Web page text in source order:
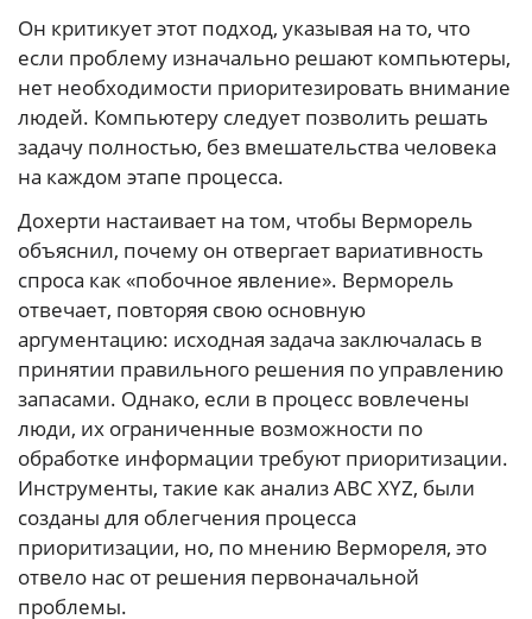
Он критикует этот подход, указывая на то, что
если проблему изначально решают компьютеры,
нет необходимости приоритезировать внимание
людей. Компьютеру следует позволить решать
задачу полностью, без вмешательства человека
на каждом этапе процесса.
Дохерти настаивает на том, чтобы Верморель
объяснил, почему он отвергает вариативность
спроса как «побочное явление». Верморель
отвечает, повторяя свою основную
аргументацию: исходная задача заключалась в
принятии правильного решения по управлению
запасами. Однако, если в процесс вовлечены
люди, их ограниченные возможности по
обработке информации требуют приоритизации.
Инструменты, такие как анализ ABC XYZ, были
созданы для облегчения процесса
приоритизации, но, по мнению Вермореля, это
отвело нас от решения первоначальной
проблемы.